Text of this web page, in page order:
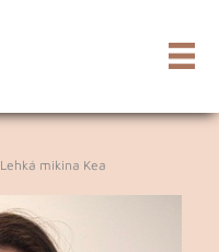
Lehká mikina Kea